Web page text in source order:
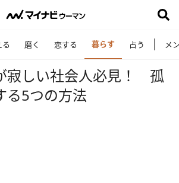
磨く 恋する 暮らす 占う メ
寂しい社会人必見！ 孤
る5つの方法